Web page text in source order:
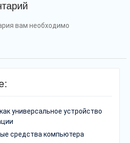
вам необходимо
универсальное устройство
средства компьютера